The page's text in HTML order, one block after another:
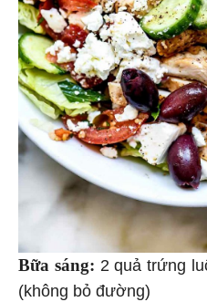
Bữa sáng: 2 quả trứng
(không bỏ đường)